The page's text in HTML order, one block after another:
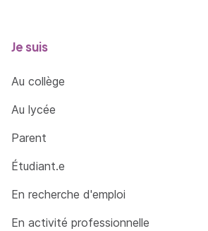
Je suis
Au collège
Au lycée
Parent
Étudiant.e
En recherche d'emploi
En activité professionnelle